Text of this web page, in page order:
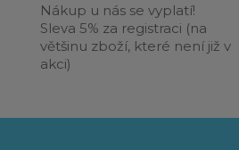
Nákup u nás se vyplatí!
Sleva 5% za registraci (na
většinu zboží, které není již v
akci)